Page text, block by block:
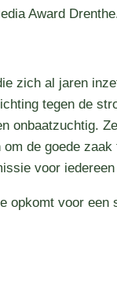
Award
zich al jaren
tegen de
onbaatzuchtig.
de goede zaak
voor iedereen
opkomt voor